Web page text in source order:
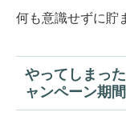
何も意識せずに貯
やってしまっ
ャンペーン期